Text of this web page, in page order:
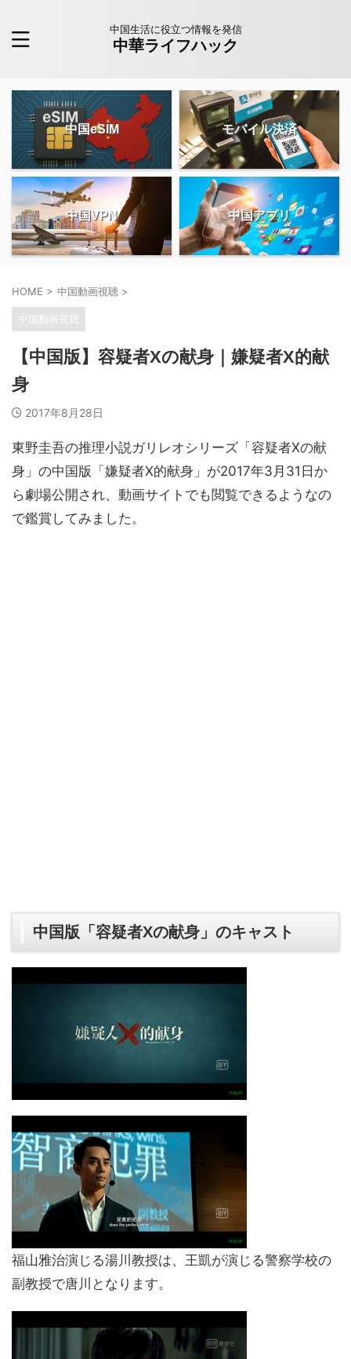
中国生活に役立つ情報を発信
中華ライフハック
中国eSIM モバイル決済
中国VPN 中国アプリ
HOME > 中国動画視聴 >
中国動画視聴
【中国版】容疑者Xの献身｜嫌疑者X的献
身
2017年8月28日
東野圭吾の推理小説ガリレオシリーズ「容疑者Xの献
身」の中国版「嫌疑者X的献身」が2017年3月31日か
ら劇場公開され、動画サイトでも閲覧できるようなの
で鑑賞してみました。
中国版「容疑者Xの献身」のキャスト
福山雅治演じる湯川教授は、王凱が演じる警察学校の
副教授で唐川となります。